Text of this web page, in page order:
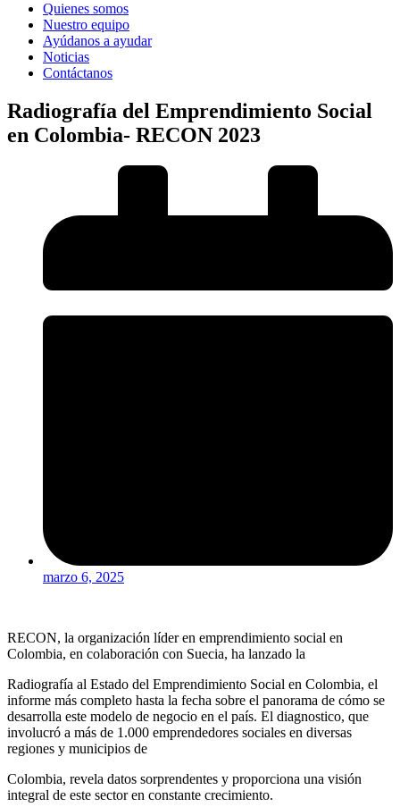
Quienes somos
Nuestro equipo
Ayúdanos a ayudar
Noticias
Contáctanos
Radiografía del Emprendimiento Social
en Colombia- RECON 2023
marzo 6, 2025
RECON, la organización líder en emprendimiento social en
Colombia, en colaboración con Suecia, ha lanzado la
Radiografía al Estado del Emprendimiento Social en Colombia, el
informe más completo hasta la fecha sobre el panorama de cómo se
desarrolla este modelo de negocio en el país. El diagnostico, que
involucró a más de 1.000 emprendedores sociales en diversas
regiones y municipios de
Colombia, revela datos sorprendentes y proporciona una visión
integral de este sector en constante crecimiento.